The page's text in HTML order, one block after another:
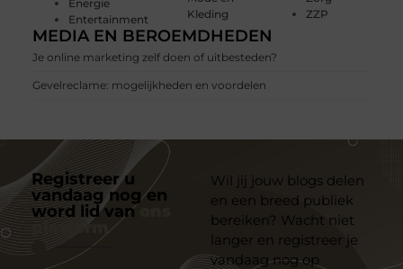
Energie
Entertainment
Kleding
ZZP
MEDIA EN BEROEMDHEDEN
Je online marketing zelf doen of uitbesteden?
Gevelreclame: mogelijkheden en voordelen
Registreer u
vandaag nog en
word lid van
platform
Wil jij jouw blogs delen
en een breed publiek
bereiken? Wacht niet
langer en registreer je
vandaag nog op